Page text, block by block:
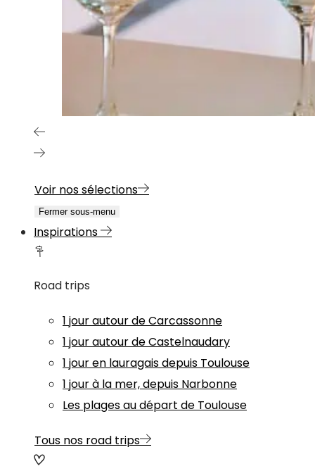
Voir nos sélections
Fermer sous-menu
Inspirations
Road trips
1 jour autour de Carcassonne
1 jour autour de Castelnaudary
1 jour en lauragais depuis Toulouse
1 jour à la mer, depuis Narbonne
Les plages au départ de Toulouse
Tous nos road trips